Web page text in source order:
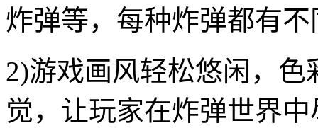
炸弹等，每种炸弹都有
2)游戏画风轻松悠闲，
觉，让玩家在炸弹世界